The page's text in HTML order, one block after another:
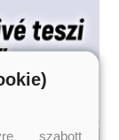
szabott